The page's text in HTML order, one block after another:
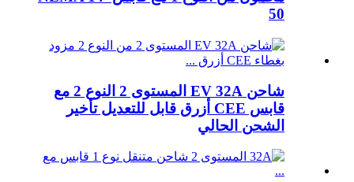
50
شاحن EV 32A المستوى 2 النوع 2 مع
قابس CEE أزرق قابل للتعديل تأخير
الشحن الحالي